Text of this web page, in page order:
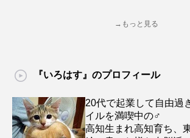
→もっと見る
『いろはす』のプロフィール
20代で起業して自由過
イルを満喫中の♂
高知生まれ高知育ち、